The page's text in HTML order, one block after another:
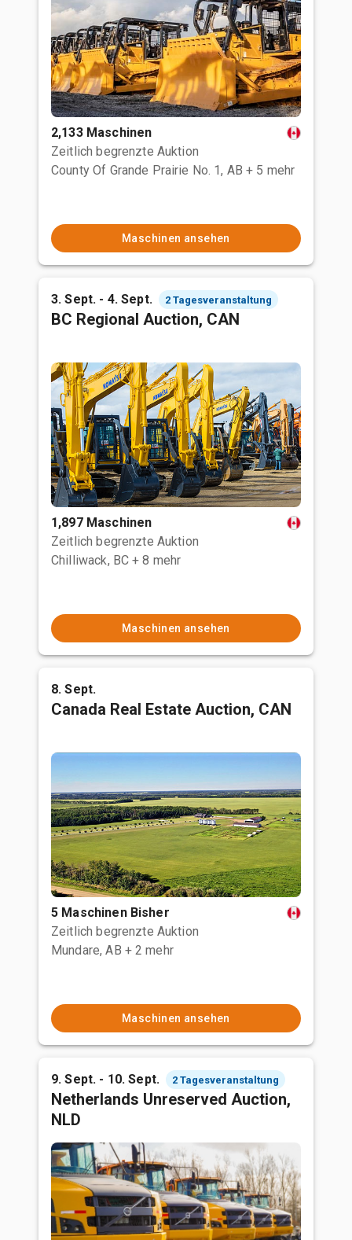
2,133 Maschinen
Zeitlich begrenzte Auktion
County Of Grande Prairie No. 1, AB + 5 mehr
Maschinen ansehen
3. Sept. - 4. Sept. 2 Tagesveranstaltung
BC Regional Auction, CAN
1,897 Maschinen
Zeitlich begrenzte Auktion
Chilliwack, BC + 8 mehr
Maschinen ansehen
8. Sept.
Canada Real Estate Auction, CAN
5 Maschinen Bisher
Zeitlich begrenzte Auktion
Mundare, AB + 2 mehr
Maschinen ansehen
9. Sept. - 10. Sept. 2 Tagesveranstaltung
Netherlands Unreserved Auction,
NLD